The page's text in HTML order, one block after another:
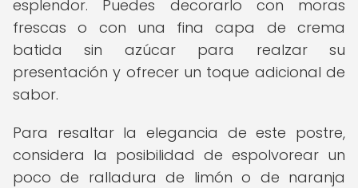
esplendor. Puedes decorarlo con moras
frescas o con una fina capa de crema
batida sin azúcar para realzar su
presentación y ofrecer un toque adicional de
sabor.
Para resaltar la elegancia de este postre,
considera la posibilidad de espolvorear un
poco de ralladura de limón o de naranja